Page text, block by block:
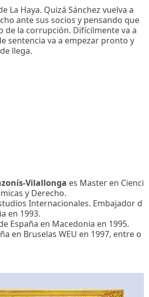
La Haya. Quizá Sánchez vuelva a
ante sus socios y pensando que
de la corrupción. Difícilmente va a
sentencia va a empezar pronto y
llega.
Vilallonga es Master en Cienci
y Derecho.
Internacionales. Embajador d
en 1993.
España en Macedonia en 1995.
en Bruselas WEU en 1997, entre o